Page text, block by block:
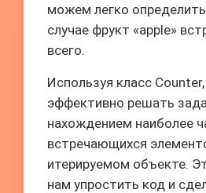
можем легко
случае фрукт «apple»
всего.
Используя класс
эффективно решать
нахождением наиболее
встречающихся
итерируемом объекте.
нам упростить код и